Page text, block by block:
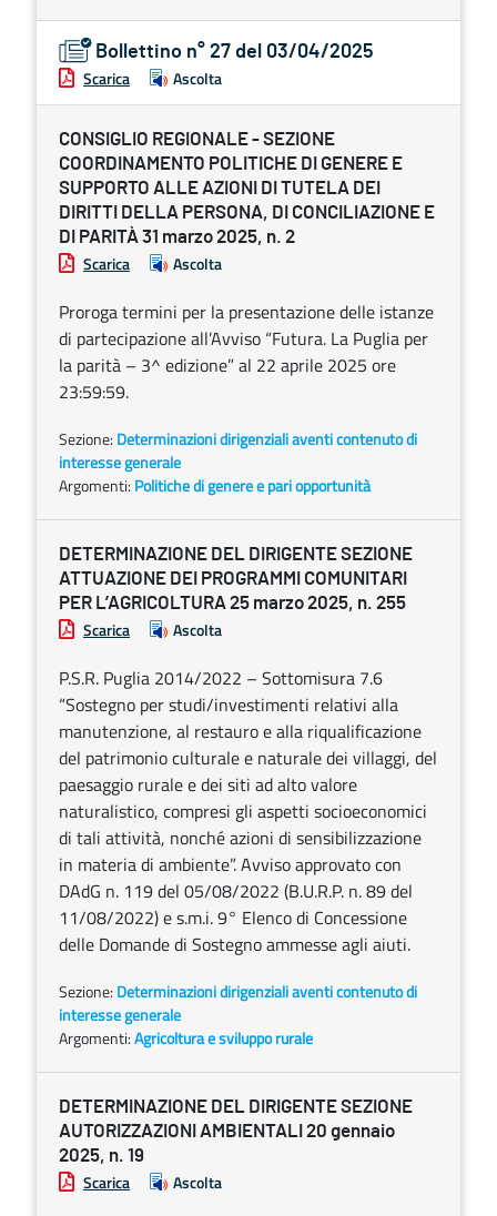
Bollettino n° 27 del 03/04/2025
Scarica Ascolta
CONSIGLIO REGIONALE - SEZIONE
COORDINAMENTO POLITICHE DI GENERE E
SUPPORTO ALLE AZIONI DI TUTELA DEI
DIRITTI DELLA PERSONA, DI CONCILIAZIONE E
DI PARITÀ 31 marzo 2025, n. 2
Scarica Ascolta
Proroga termini per la presentazione delle istanze
di partecipazione all’Avviso “Futura. La Puglia per
la parità – 3^ edizione” al 22 aprile 2025 ore
23:59:59.
Sezione: Determinazioni dirigenziali aventi contenuto di
interesse generale
Argomenti: Politiche di genere e pari opportunità
DETERMINAZIONE DEL DIRIGENTE SEZIONE
ATTUAZIONE DEI PROGRAMMI COMUNITARI
PER L’AGRICOLTURA 25 marzo 2025, n. 255
Scarica Ascolta
P.S.R. Puglia 2014/2022 – Sottomisura 7.6
“Sostegno per studi/investimenti relativi alla
manutenzione, al restauro e alla riqualificazione
del patrimonio culturale e naturale dei villaggi, del
paesaggio rurale e dei siti ad alto valore
naturalistico, compresi gli aspetti socioeconomici
di tali attività, nonché azioni di sensibilizzazione
in materia di ambiente”. Avviso approvato con
DAdG n. 119 del 05/08/2022 (B.U.R.P. n. 89 del
11/08/2022) e s.m.i. 9° Elenco di Concessione
delle Domande di Sostegno ammesse agli aiuti.
Sezione: Determinazioni dirigenziali aventi contenuto di
interesse generale
Argomenti:Agricoltura e sviluppo rurale
DETERMINAZIONE DEL DIRIGENTE SEZIONE
AUTORIZZAZIONI AMBIENTALI 20 gennaio
2025, n. 19
Scarica Ascolta